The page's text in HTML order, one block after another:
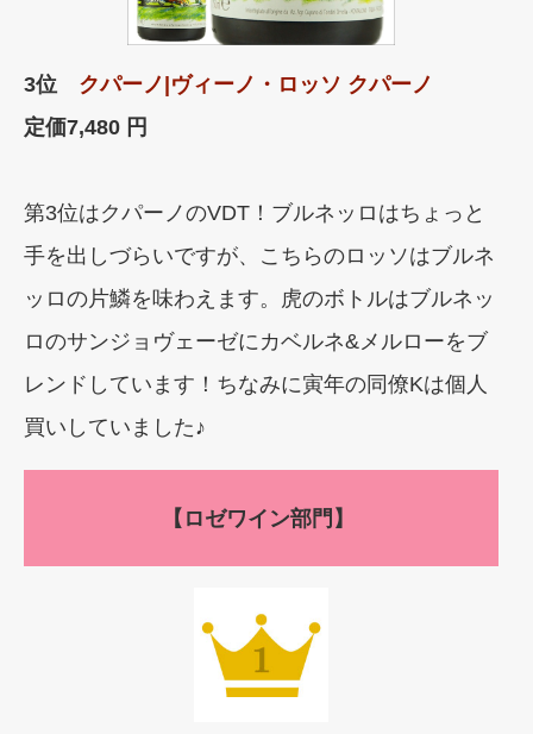
3位 クパーノ|ヴィーノ・ロッソ クパーノ
定価7,480 円
第3位はクパーノのVDT！ブルネッロはちょっと
手を出しづらいですが、こちらのロッソはブルネ
ッロの片鱗を味わえます。虎のボトルはブルネッ
ロのサンジョヴェーゼにカベルネ&メルローをブ
レンドしています！ちなみに寅年の同僚Kは個人
買いしていました♪
【ロゼワイン部門】